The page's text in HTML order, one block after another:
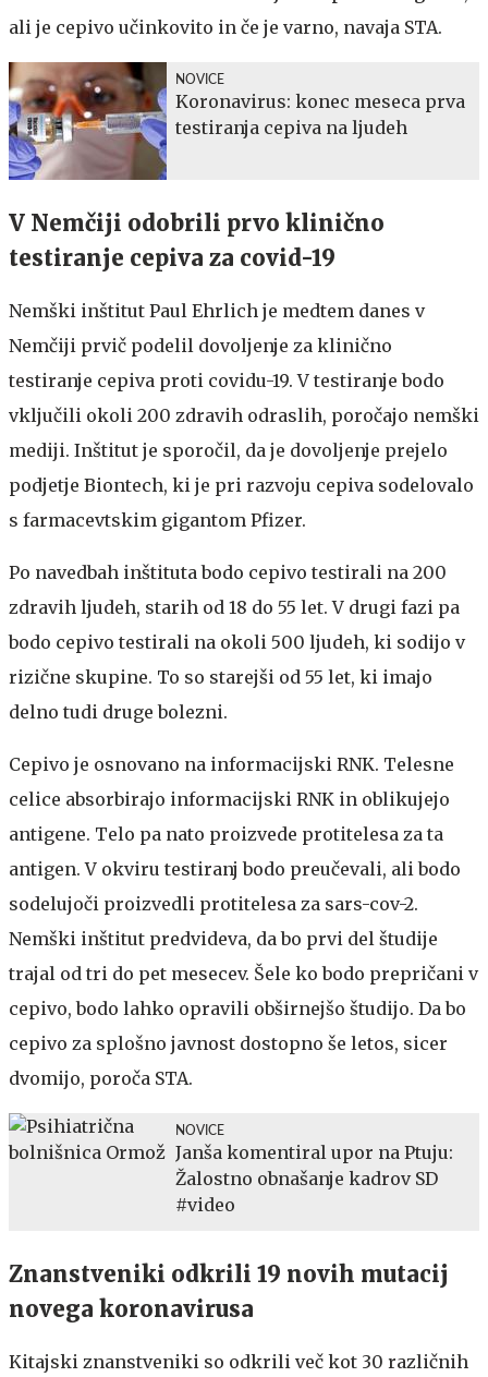
ali je cepivo učinkovito in če je varno, navaja STA.
NOVICE
Koronavirus: konec meseca prva
testiranja cepiva na ljudeh
V Nemčiji odobrili prvo klinično
testiranje cepiva za covid-19
Nemški inštitut Paul Ehrlich je medtem danes v
Nemčiji prvič podelil dovoljenje za klinično
testiranje cepiva proti covidu-19. V testiranje bodo
vključili okoli 200 zdravih odraslih, poročajo nemški
mediji. Inštitut je sporočil, da je dovoljenje prejelo
podjetje Biontech, ki je pri razvoju cepiva sodelovalo
s farmacevtskim gigantom Pfizer.
Po navedbah inštituta bodo cepivo testirali na 200
zdravih ljudeh, starih od 18 do 55 let. V drugi fazi pa
bodo cepivo testirali na okoli 500 ljudeh, ki sodijo v
rizične skupine. To so starejši od 55 let, ki imajo
delno tudi druge bolezni.
Cepivo je osnovano na informacijski RNK. Telesne
celice absorbirajo informacijski RNK in oblikujejo
antigene. Telo pa nato proizvede protitelesa za ta
antigen. V okviru testiranj bodo preučevali, ali bodo
sodelujoči proizvedli protitelesa za sars-cov-2.
Nemški inštitut predvideva, da bo prvi del študije
trajal od tri do pet mesecev. Šele ko bodo prepričani v
cepivo, bodo lahko opravili obširnejšo študijo. Da bo
cepivo za splošno javnost dostopno še letos, sicer
dvomijo, poroča STA.
NOVICE
Janša komentiral upor na Ptuju:
Žalostno obnašanje kadrov SD
#video
Znanstveniki odkrili 19 novih mutacij
novega koronavirusa
Kitajski znanstveniki so odkrili več kot 30 različnih